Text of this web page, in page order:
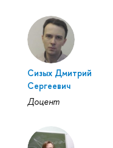
Сизых Дмитрий
Сергеевич
Доцент